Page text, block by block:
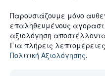
Παρουσιάζουμε μόνο
επαληθευμένους
αξιολόγηση
Για πλήρεις
Πολιτική Αξιολόγησης.